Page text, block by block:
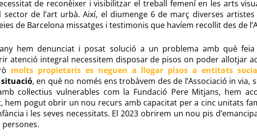
de reconèixer i visibilitzar el treball femení en les arts
de l’art urbà. Així, el diumenge 6 de març diverses
de Barcelona missatges i testimonis que havíem recollit des de
hem denunciat i posat solució a un problema amb què
atenció integral necessitem disposar de pisos on poder allotjar
molts propietaris es neguen a llogar pisos a entitats
, en què no només ens trobàvem des de l’Associació in via,
col·lectius vulnerables com la Fundació Pere Mitjans, hem
hem pogut obrir un nou recurs amb capacitat per a cinc unitats
i les seves necessitats. El 2023 obrirem un nou pis